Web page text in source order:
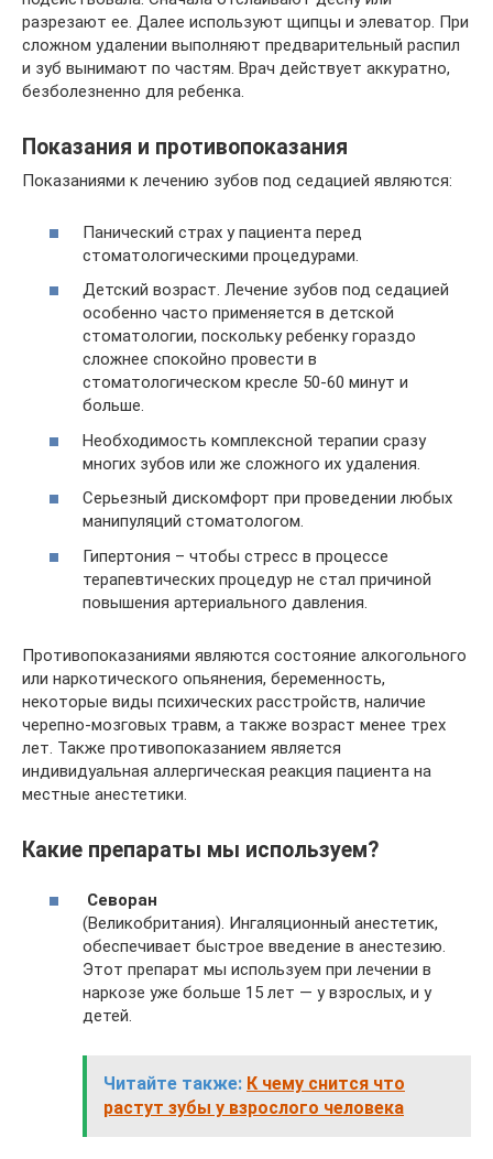
разрезают ее. Далее используют щипцы и элеватор. При
сложном удалении выполняют предварительный распил
и зуб вынимают по частям. Врач действует аккуратно,
безболезненно для ребенка.
Показания и противопоказания
Показаниями к лечению зубов под седацией являются:
Панический страх у пациента перед
стоматологическими процедурами.
Детский возраст. Лечение зубов под седацией
особенно часто применяется в детской
стоматологии, поскольку ребенку гораздо
сложнее спокойно провести в
стоматологическом кресле 50-60 минут и
больше.
Необходимость комплексной терапии сразу
многих зубов или же сложного их удаления.
Серьезный дискомфорт при проведении любых
манипуляций стоматологом.
Гипертония – чтобы стресс в процессе
терапевтических процедур не стал причиной
повышения артериального давления.
Противопоказаниями являются состояние алкогольного
или наркотического опьянения, беременность,
некоторые виды психических расстройств, наличие
черепно-мозговых травм, а также возраст менее трех
лет. Также противопоказанием является
индивидуальная аллергическая реакция пациента на
местные анестетики.
Какие препараты мы используем?
Севоран
(Великобритания). Ингаляционный анестетик,
обеспечивает быстрое введение в анестезию.
Этот препарат мы используем при лечении в
наркозе уже больше 15 лет — у взрослых, и у
детей.
Читайте также: К чему снится что
растут зубы у взрослого человека